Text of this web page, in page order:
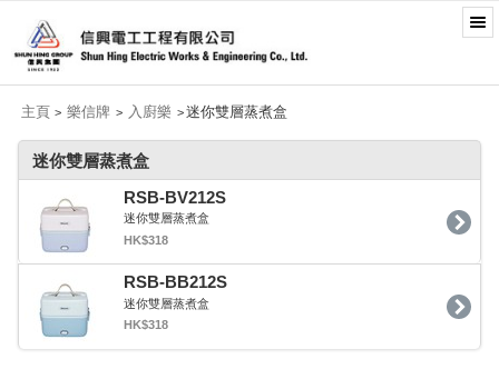
主頁 > 樂信牌 > 入廚樂 >迷你雙層蒸煮盒
迷你雙層蒸煮盒
RSB-BV212S
迷你雙層蒸煮盒
HK$318
RSB-BB212S
迷你雙層蒸煮盒
HK$318